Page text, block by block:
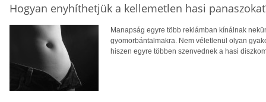
Hogyan enyhíthetjük a kellemetlen hasi
Manapság egyre több reklámban kínálnak
gyomorbántalmakra. Nem véletlenül olyan
hiszen egyre többen szenvednek a hasi